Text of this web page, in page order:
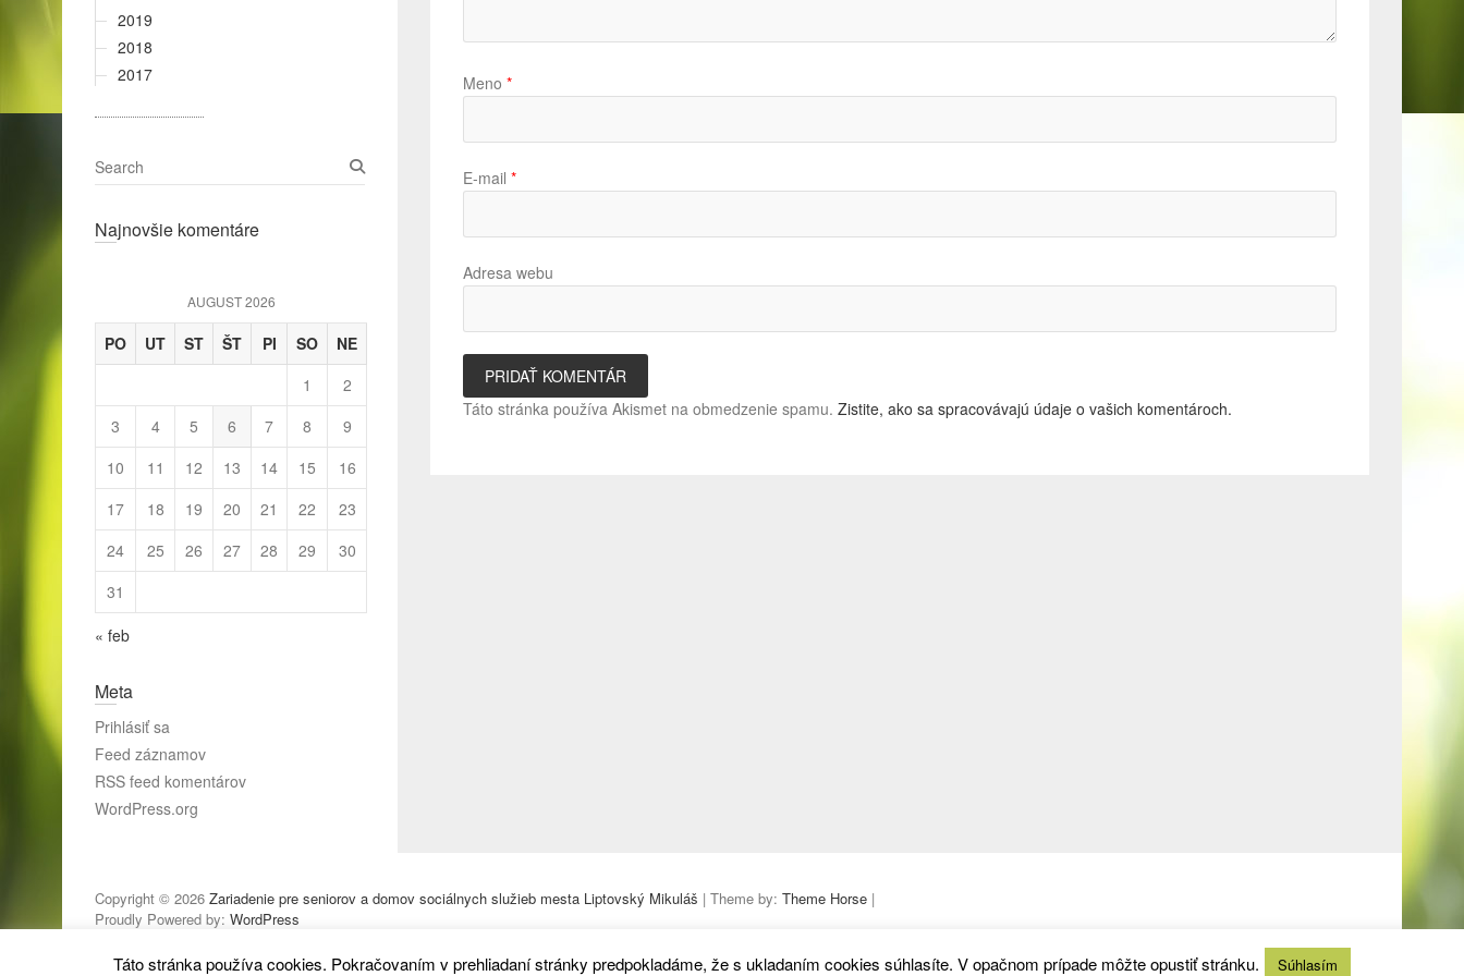
2019
2018
2017
Meno *
E-mail *
Adresa webu
Táto stránka používa Akismet na obmedzenie spamu. Zistite, ako sa spracovávajú údaje o vašich komentároch.
S
e
rNajnovšie komentáre
AUGUST 2026
PO UT ST ŠT PI SO
NE
1
2
3
4 5 6 7 8
9
10
11 12 13 14 15
16
17
18 19 20 21 22
23
24
25 26 27 28 29
30
31
« feb
Meta
Prihlásiť sa
Feed záznamov
RSS feed komentárov
WordPress.org
Copyright © 2026 Zariadenie pre seniorov a domov sociálnych služieb mesta Liptovský Mikuláš | Theme by: Theme Horse |
Proudly Powered by: WordPress
Táto stránka používa cookies. Pokračovaním v prehliadaní stránky predpokladáme, že s ukladaním cookies súhlasíte. V opačnom prípade môžte opustiť stránku. Súhlasím